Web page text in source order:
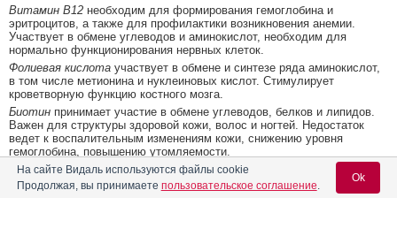
Витамин В12 необходим для формирования гемоглобина и
эритроцитов, а также для профилактики возникновения анемии.
Участвует в обмене углеводов и аминокислот, необходим для
нормально функционирования нервных клеток.
Фолиевая кислота участвует в обмене и синтезе ряда аминокислот,
в том числе метионина и нуклеиновых кислот. Стимулирует
кроветворную функцию костного мозга.
Биотин принимает участие в обмене углеводов, белков и липидов.
Важен для структуры здоровой кожи, волос и ногтей. Недостаток
ведет к воспалительным изменениям кожи, снижению уровня
гемоглобина, повышению утомляемости.
Область применения продукта Доппельгерц
Актив
Менопауза
На сайте Видаль используются файлы cookie
Продолжая, вы принимаете пользовательское соглашение.
Ok